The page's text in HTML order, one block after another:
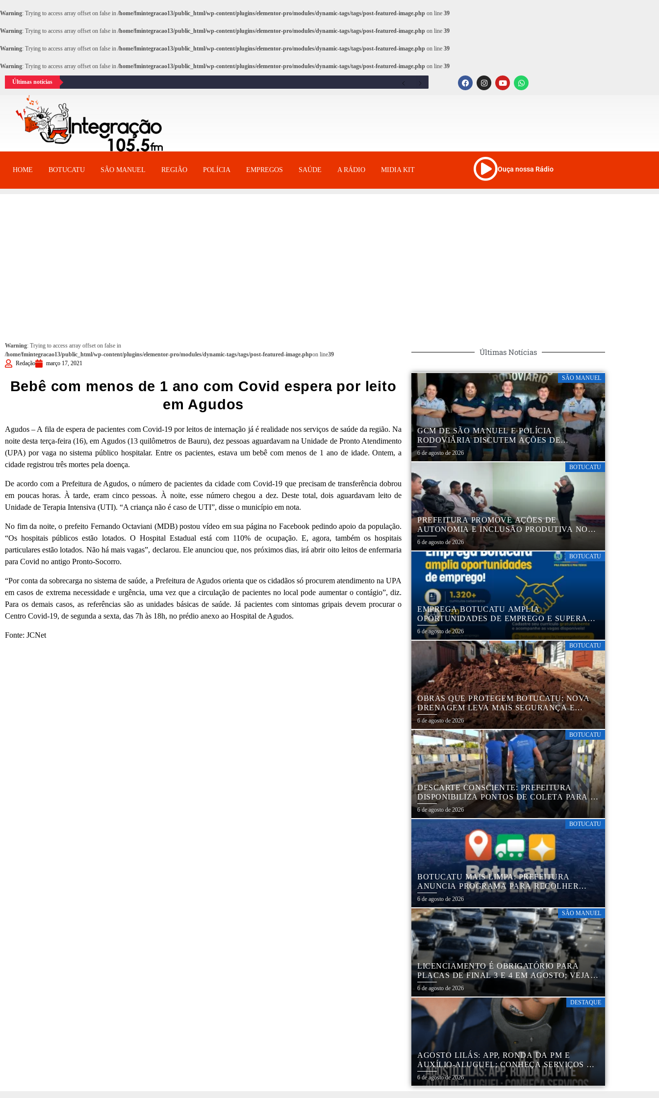
Warning: Trying to access array offset on false in /home/fmintegracao13/public_html/wp-content/plugins/elementor-pro/modules/dynamic-tags/tags/post-featured-image.php on line 39
Warning: Trying to access array offset on false in /home/fmintegracao13/public_html/wp-content/plugins/elementor-pro/modules/dynamic-tags/tags/post-featured-image.php on line 39
Warning: Trying to access array offset on false in /home/fmintegracao13/public_html/wp-content/plugins/elementor-pro/modules/dynamic-tags/tags/post-featured-image.php on line 39
Warning: Trying to access array offset on false in /home/fmintegracao13/public_html/wp-content/plugins/elementor-pro/modules/dynamic-tags/tags/post-featured-image.php on line 39
Últimas notícias
HOME BOTUCATU SÂO MANUEL REGIÃO POLÍCIA EMPREGOS SAÚDE A RÁDIO MIDIA KIT Ouça nossa Rádio
Warning: Trying to access array offset on false in
/home/fmintegracao13/public_html/wp-content/plugins/elementor-pro/modules/dynamic-tags/tags/post-featured-image.phpon line39
Redação
março 17, 2021
Bebê com menos de 1 ano com Covid espera por leito
em Agudos
Agudos – A fila de espera de pacientes com Covid-19 por leitos de internação já é realidade nos serviços de saúde da região. Na
noite desta terça-feira (16), em Agudos (13 quilômetros de Bauru), dez pessoas aguardavam na Unidade de Pronto Atendimento
(UPA) por vaga no sistema público hospitalar. Entre os pacientes, estava um bebê com menos de 1 ano de idade. Ontem, a
cidade registrou três mortes pela doença.
De acordo com a Prefeitura de Agudos, o número de pacientes da cidade com Covid-19 que precisam de transferência dobrou
em poucas horas. À tarde, eram cinco pessoas. À noite, esse número chegou a dez. Deste total, dois aguardavam leito de
Unidade de Terapia Intensiva (UTI). “A criança não é caso de UTI”, disse o município em nota.
No fim da noite, o prefeito Fernando Octaviani (MDB) postou vídeo em sua página no Facebook pedindo apoio da população.
“Os hospitais públicos estão lotados. O Hospital Estadual está com 110% de ocupação. E, agora, também os hospitais
particulares estão lotados. Não há mais vagas”, declarou. Ele anunciou que, nos próximos dias, irá abrir oito leitos de enfermaria
para Covid no antigo Pronto-Socorro.
“Por conta da sobrecarga no sistema de saúde, a Prefeitura de Agudos orienta que os cidadãos só procurem atendimento na UPA
em casos de extrema necessidade e urgência, uma vez que a circulação de pacientes no local pode aumentar o contágio”, diz.
Para os demais casos, as referências são as unidades básicas de saúde. Já pacientes com sintomas gripais devem procurar o
Centro Covid-19, de segunda a sexta, das 7h às 18h, no prédio anexo ao Hospital de Agudos.
Fonte: JCNet
Últimas Notícias
SÃO MANUEL
GCM DE SÃO MANUEL E POLÍCIA
RODOVIÁRIA DISCUTEM AÇÕES DE
EDUCAÇÃO E SEGURANÇA NO TRÂNSITO
6 de agosto de 2026
BOTUCATU
PREFEITURA PROMOVE AÇÕES DE
AUTONOMIA E INCLUSÃO PRODUTIVA NO
CENTRO POP VIDA
6 de agosto de 2026
BOTUCATU
EMPREGA BOTUCATU AMPLIA
OPORTUNIDADES DE EMPREGO E SUPERA
1,3 MIL CURRÍCULOS CADASTRADOS
6 de agosto de 2026
BOTUCATU
OBRAS QUE PROTEGEM BOTUCATU: NOVA
DRENAGEM LEVA MAIS SEGURANÇA E
TRANQUILIDADE AOS MORADORES DA
COHAB 5
6 de agosto de 2026
BOTUCATU
DESCARTE CONSCIENTE: PREFEITURA
DISPONIBILIZA PONTOS DE COLETA PARA O
DESCARTE AMBIENTALMENTE CORRETO DE
PNEUS, GARANTINDO DESTINAÇÃO
ADEQUADA E PRESERVAÇÃO AMBIENTAL
6 de agosto de 2026
BOTUCATU
BOTUCATU MAIS LIMPA: PREFEITURA
ANUNCIA PROGRAMA PARA RECOLHER
MÓVEIS, PNEUS, COLCHÕES E OUTROS
MATERIAIS SEM USO
6 de agosto de 2026
SÃO MANUEL
LICENCIAMENTO É OBRIGATÓRIO PARA
PLACAS DE FINAL 3 E 4 EM AGOSTO; VEJA
CALENDÁRIO
6 de agosto de 2026
DESTAQUE
AGOSTO LILÁS: APP, RONDA DA PM E
AUXÍLIO-ALUGUEL; CONHEÇA SERVIÇOS DA
REDE DE PROTEÇÃO ÀS MULHERES NO
ESTADO DE SP
6 de agosto de 2026